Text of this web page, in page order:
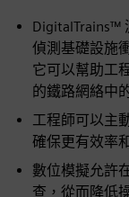
DigitalTrains™
偵測基礎設施
它可以幫助工
的鐵路網絡中
工程師可以主
確保更有效率
數位模擬允許
查，從而降低